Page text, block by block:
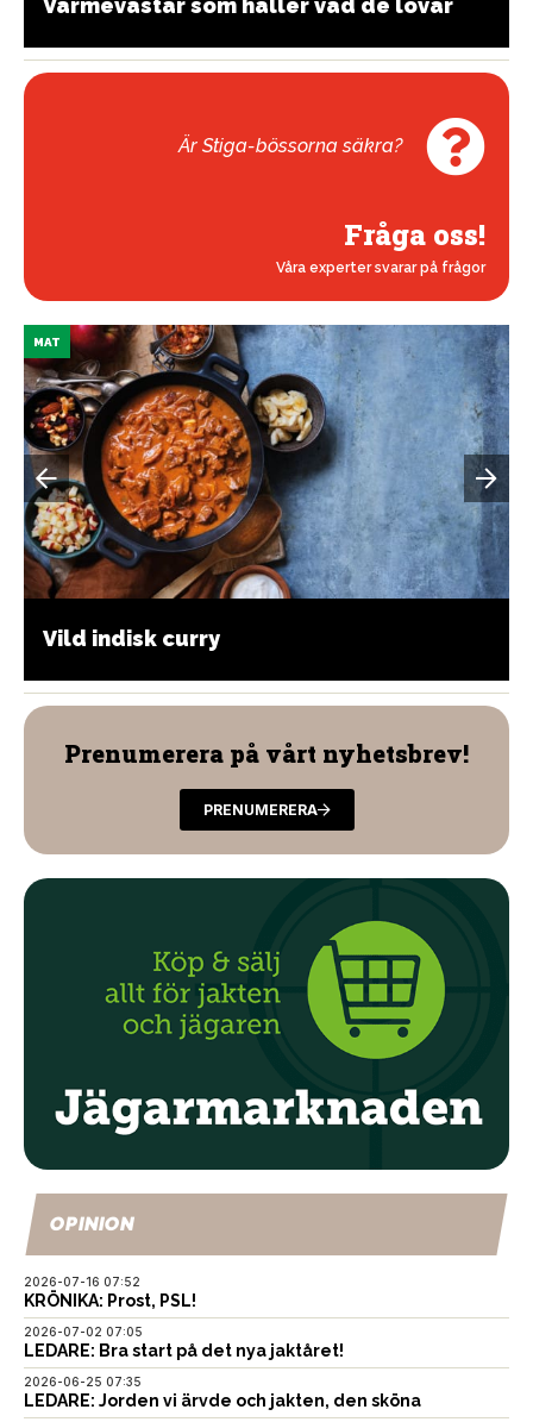
Är Stiga-bössorna säkra?
Fråga oss!
Våra experter svarar på frågor
MAT
Vild indisk curry
Prenumerera på vårt nyhetsbrev!
PRENUMERERA
OPINION
2026-07-16 07:52
KRÖNIKA: Prost, PSL!
2026-07-02 07:05
LEDARE: Bra start på det nya jaktåret!
2026-06-25 07:35
LEDARE: Jorden vi ärvde och jakten, den sköna